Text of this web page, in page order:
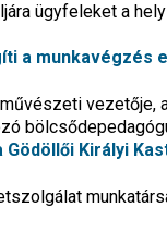
ügyfeleket a
a munkavégzés
Királyi